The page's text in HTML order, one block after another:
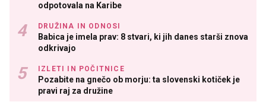
odpotovala na Karibe
DRUŽINA IN ODNOSI
Babica je imela prav: 8 stvari, ki jih danes starši znova
odkrivajo
IZLETI IN POČITNICE
Pozabite na gnečo ob morju: ta slovenski kotiček je
pravi raj za družine